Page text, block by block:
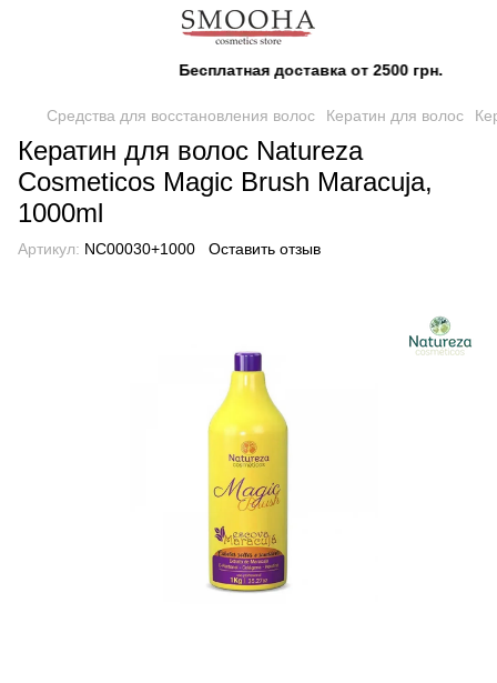
Бесплатная доставка от 2500 грн.
Средства для восстановления волос Кератин для волос
Кератин для волос Natureza
Cosmeticos Magic Brush Maracuja,
1000ml
Артикул: NC00030+1000 Оставить отзыв